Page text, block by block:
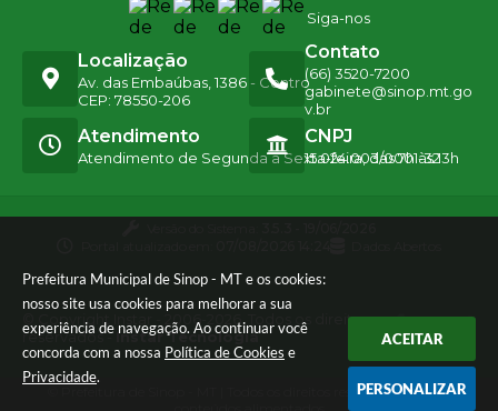
Prefeitura Municipal de Sinop - MT e os cookies:
nosso site usa cookies para melhorar a sua
experiência de navegação. Ao continuar você
concorda com a nossa Política de Cookies e
Privacidade.
ACEITAR
PERSONALIZAR
Siga-nos
Localização
Av. das Embaúbas, 1386 - Centro
CEP: 78550-206
Contato
(66) 3520-7200
gabinete@sinop.mt.go
v.br
Atendimento
Atendimento de Segunda a Sexta-feira, das 7h às 13h
CNPJ
15.024.003/0001-32
© Copyright Instar - 2006-2026. Todos os direitos
reservados - Instar Tecnologia